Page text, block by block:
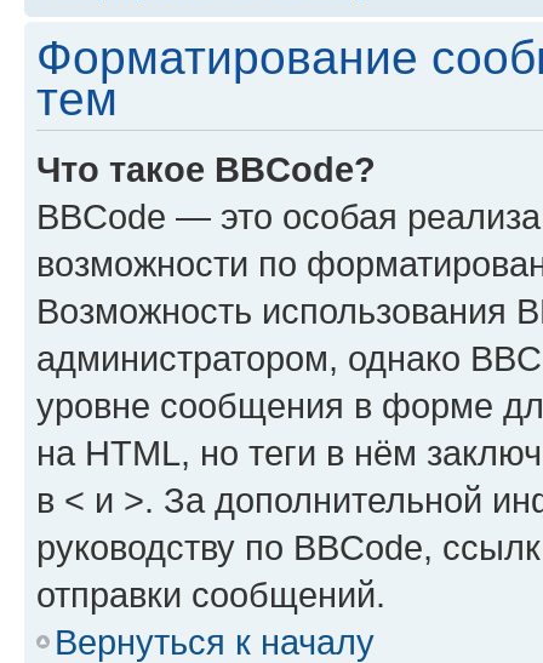
Форматирование
тем
Что такое BBCode?
BBCode — это особая
возможности по
Возможность использования
администратором, однако
уровне сообщения в форме
на HTML, но теги в нём
в < и >. За дополнительной
руководству по BBCode,
отправки сообщений.
Вернуться к началу